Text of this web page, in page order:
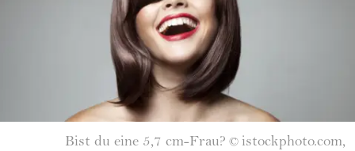
Bist du eine 5,7 cm-Frau? © istockphoto.com,